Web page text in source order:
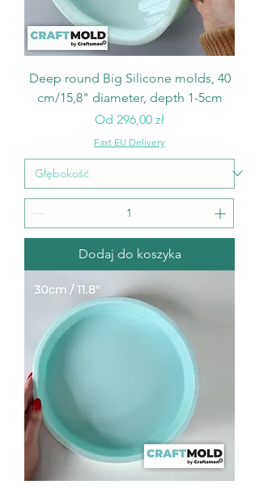
Deep round Big Silicone molds, 40
cm/15,8" diameter, depth 1-5cm
Od 296,00 zł
Cena rabatowa
Fast EU Delivery
Dodaj do koszyka